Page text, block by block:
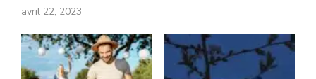
avril 22, 2023